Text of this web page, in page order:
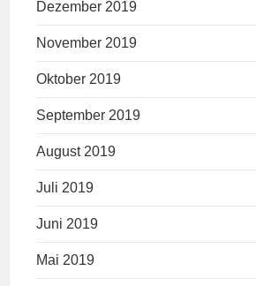
Dezember 2019
November 2019
Oktober 2019
September 2019
August 2019
Juli 2019
Juni 2019
Mai 2019